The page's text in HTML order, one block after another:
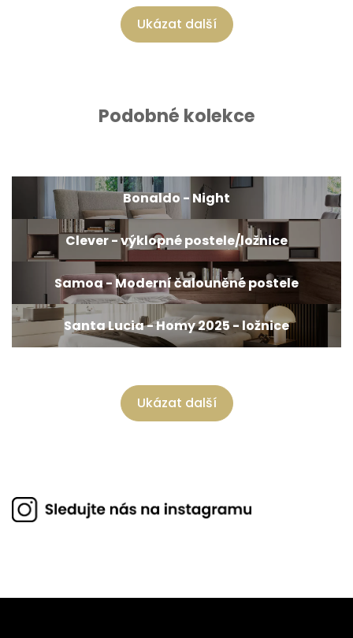
Ukázat další
Podobné kolekce
Bonaldo - Night
Clever - výklopné postele/ložnice
Samoa - Moderní čalouněné postele
Santa Lucia - Homy 2025 - ložnice
Ukázat další